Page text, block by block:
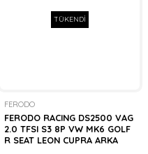
TÜKENDİ
FERODO
FERODO RACING DS2500 VAG
2.0 TFSI S3 8P VW MK6 GOLF
R SEAT LEON CUPRA ARKA